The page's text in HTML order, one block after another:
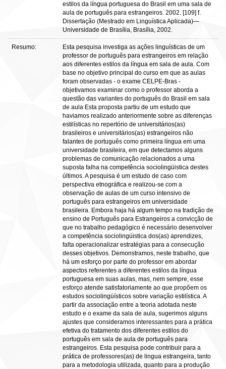
estilos da língua portuguesa do Brasil em uma sala de
aula de português para estrangeiros. 2002. [109] f.
Dissertação (Mestrado em Linguística Aplicada)—
Universidade de Brasília, Brasília, 2002.
Resumo:
Esta pesquisa investiga as ações linguísticas de um
professor de português para estrangeiros em relação
aos diferentes estilos da língua em sala de aula. Com
base no objetivo principal do curso em que as aulas
foram observadas - o exame CELPE-Bras -
objetivamos examinar como o professor aborda a
questão das variantes do português do Brasil em sala
de aula Esta proposta partiu de um estudo que
haviamos realizado anteriormente sobre as diferenças
estilísticas no repertório de universitários(as)
brasileiros e universitários(as) estrangeiros não
falantes de português como primeira língua em uma
universidade brasileira, em que detectamos alguns
problemas de comunicação relacionados a uma
suposta falha na competência sociolingüistica destes
últimos. A pesquisa é um estudo de caso com
perspectiva etnográfica e realizou-se com a
observação de aulas de um curso intensivo de
português para estrangeiros em universidade
brasileira. Embora haja há algum tempo na tradição de
ensino de Português para Estrangeiros a convicção de
que no trabalho pedagógico é necessário desenvolver
a competência sociolingüistica dos(as) aprendizes,
falta operacionalizar estratégias para a consecução
desses objetivos. Demonstramos, neste trabalho, que
há um esforço por parte do professor em abordar
aspectos referentes a diferentes estilos da língua
portuguesa em suas aulas, mas, nem sempre, esse
esforço atende satisfatoriamente ao que propõem os
estudos sociolingüísticos sobre variação estilística. A
partir da associação entre a teoria adotada neste
estudo e o exame da sala de aula, sugerimos alguns
ajustes que consideramos interessantes para a prática
efetiva do tratamento dos diferentes estilos do
português em sala de aula de português para
estrangeiros. Esta pesquisa pode contribuir para a
prática de professores(as) de lingua estrangeira, tanto
para a metodologia utilizada, quanto para a produção